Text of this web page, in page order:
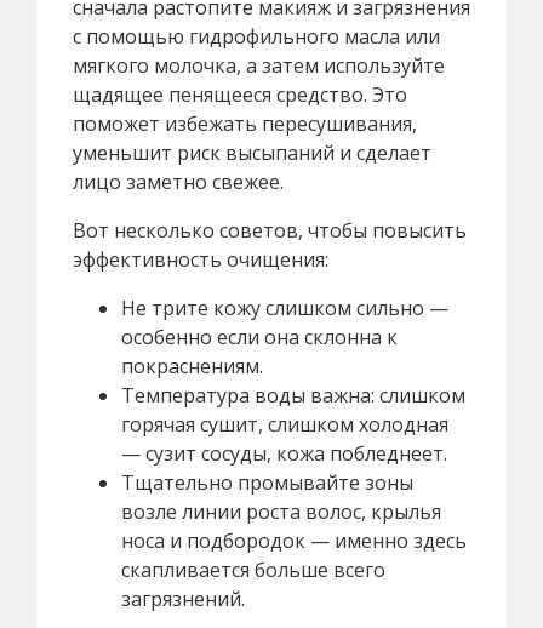
сначала растопите макияж и загрязнения
с помощью гидрофильного масла или
мягкого молочка, а затем используйте
щадящее пенящееся средство. Это
поможет избежать пересушивания,
уменьшит риск высыпаний и сделает
лицо заметно свежее.
Вот несколько советов, чтобы повысить
эффективность очищения:
Не трите кожу слишком сильно —
особенно если она склонна к
покраснениям.
Температура воды важна: слишком
горячая сушит, слишком холодная
— сузит сосуды, кожа побледнеет.
Тщательно промывайте зоны
возле линии роста волос, крылья
носа и подбородок — именно здесь
скапливается больше всего
загрязнений.